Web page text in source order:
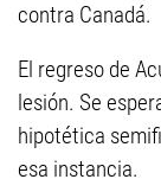
contra Canadá.
El regreso de
lesión. Se
hipotética
esa instancia.